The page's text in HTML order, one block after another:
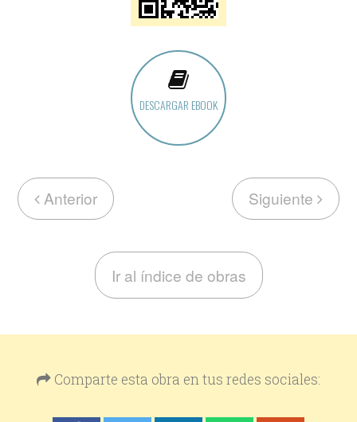
DESCARGAR EBOOK
Anterior Siguiente
Ir al índice de obras
Comparte esta obra en tus redes sociales: